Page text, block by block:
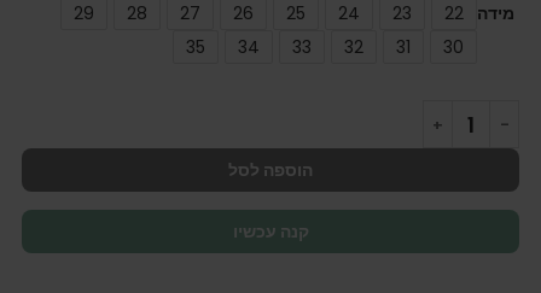
מידה 22
23
24
25
26
27
28
29
30
31
32
33
34
35
הוספה לסל
קנה עכשיו